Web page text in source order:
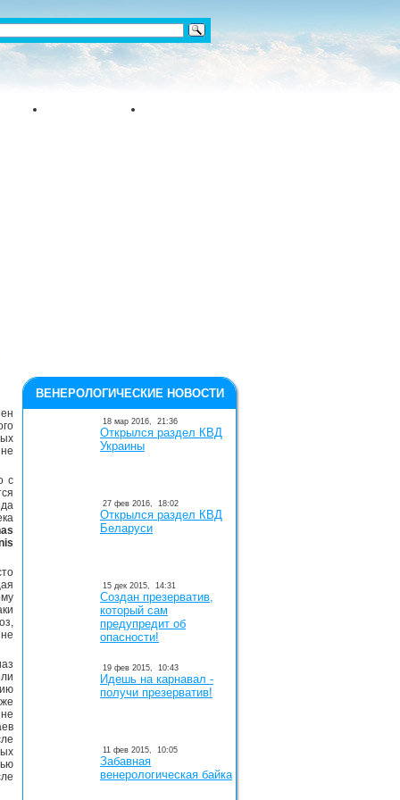
с
ВЕНЕРОЛОГИЧЕСКИЕ НОВОСТИ
18 мар 2016, 21:36
Открылся раздел КВД
Украины
27 фев 2016, 18:02
Открылся раздел КВД
Беларуси
15 дек 2015, 14:31
Создан презерватив,
который сам
предупредит об
опасности!
19 фев 2015, 10:43
Идешь на карнавал -
получи презерватив!
11 фев 2015, 10:05
Забавная
венерологическая байка